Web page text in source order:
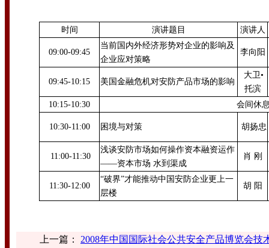
时间 演讲题目 演讲人
09:00-09:45
当前国内外经济形势对企业的影响及
企业应对策略
李向阳
09:45-10:15 美国金融危机对安防产品市场的影响
大卫•
托滨
10:15-10:30
会间休
10:30-11:00 困境与对策 胡扬忠
11:00-11:30
浅谈安防市场如何操作资本融资运作
——资本市场 水到渠成
肖 刚
11:30-12:00
“破界”才能推动中国安防企业更上一
层楼
胡 阳
上一篇： 2008年中国国际社会公共安全产品博览会技